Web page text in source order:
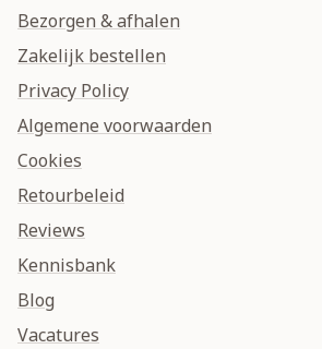
Bezorgen & afhalen
Zakelijk bestellen
Privacy Policy
Algemene voorwaarden
Cookies
Retourbeleid
Reviews
Kennisbank
Blog
Vacatures